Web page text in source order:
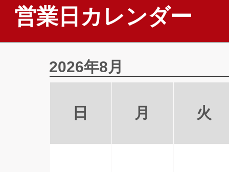
営業日カレンダー
2026年8月
日 月 火